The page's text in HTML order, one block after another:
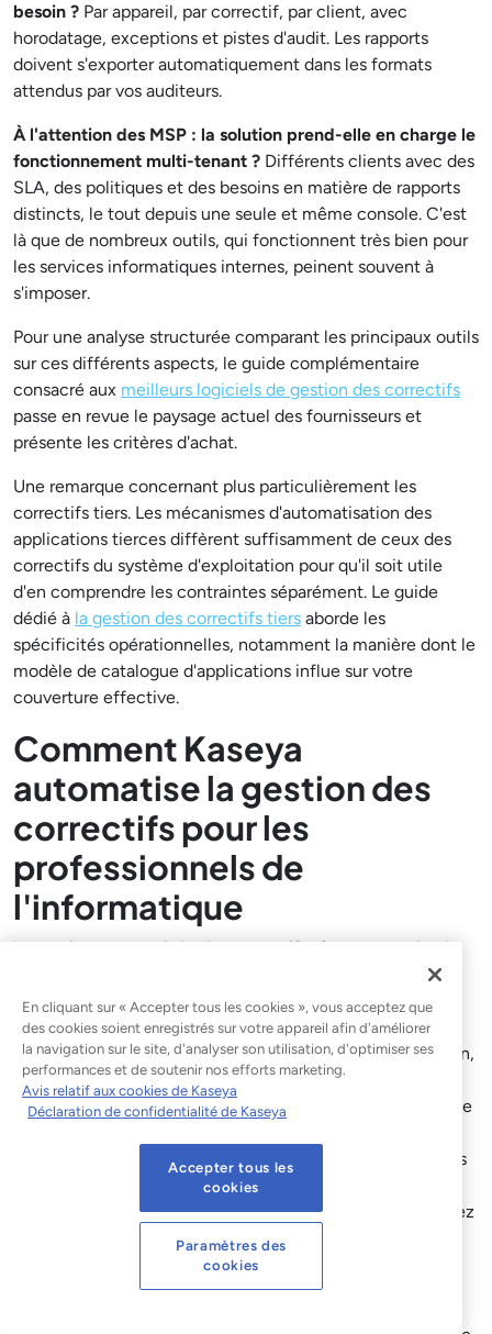
besoin ? Par appareil, par correctif, par client, avec
horodatage, exceptions et pistes d'audit. Les rapports
doivent s'exporter automatiquement dans les formats
attendus par vos auditeurs.
À l'attention des MSP : la solution prend-elle en charge le
fonctionnement multi-tenant ? Différents clients avec des
SLA, des politiques et des besoins en matière de rapports
distincts, le tout depuis une seule et même console. C'est
là que de nombreux outils, qui fonctionnent très bien pour
les services informatiques internes, peinent souvent à
s'imposer.
Pour une analyse structurée comparant les principaux outils
sur ces différents aspects, le guide complémentaire
consacré aux meilleurs logiciels de gestion des correctifs
passe en revue le paysage actuel des fournisseurs et
présente les critères d'achat.
Une remarque concernant plus particulièrement les
correctifs tiers. Les mécanismes d'automatisation des
applications tierces diffèrent suffisamment de ceux des
correctifs du système d'exploitation pour qu'il soit utile
d'en comprendre les contraintes séparément. Le guide
dédié à la gestion des correctifs tiers aborde les
spécificités opérationnelles, notamment la manière dont le
modèle de catalogue d'applications influe sur votre
couverture effective.
Comment Kaseya
automatise la gestion des
correctifs pour les
professionnels de
l'informatique
La gestion automatisée des correctifs n’est pas un simple
programme que l’on met en place, avec des politiques
adaptées à votre environnement, des cycles de
déploiement qui protègent l’environnement de production,
et une compréhension claire de ce que l’automatisation
peut faire efficacement et de ce qui nécessite encore une
obtiendrez un programme de correctifs plus sécurisé, plus
conforme et nettement moins fastidieux que la version
manuelle. Si vous vous y prenez mal, vous vous retrouverez
avec des correctifs défaillants à grande échelle et un
résultat pire qu'auparavant. La différence réside dans la
conception, pas dans l'effort.
En cliquant sur « Accepter tous les cookies », vous acceptez que
des cookies soient enregistrés sur votre appareil afin d'améliorer
la navigation sur le site, d'analyser son utilisation, d'optimiser ses
performances et de soutenir nos efforts marketing.
Avis relatif aux cookies de Kaseya
Déclaration de confidentialité de Kaseya
Accepter tous les
cookies
Paramètres des
cookies